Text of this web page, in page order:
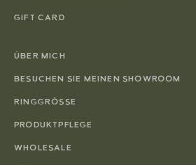
GIFT CARD
ÜBER MICH
BESUCHEN SIE MEINEN SHOWROOM
RINGGRÖSSE
PRODUKTPFLEGE
WHOLESALE